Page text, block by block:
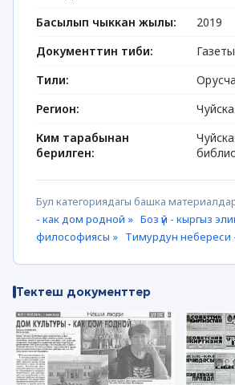
Басылып чыккан жылы:
2019
Документтин тиби:
Газеты
Тили:
Орусча
Регион:
Ким тарабынан
берилген:
Бул категориядагы башка
- как дом родной » Боз үй - кыргыз
философиясы » Тимурдун небереси
Тектеш документтер